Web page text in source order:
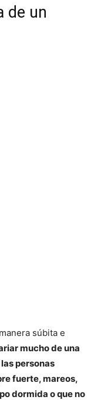
de un
súbita e
mucho de una
las personas
fuerte, mareos,
dormida o que no